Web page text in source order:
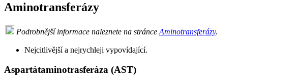
Aminotransferázy
Podrobnější informace naleznete na stránce Aminotransferázy.
Nejcitlivější a nejrychleji vypovídající.
Aspartátaminotrasferáza (AST)